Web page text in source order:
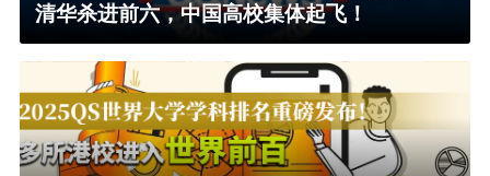
清华杀进前六，中国高校集体起飞！